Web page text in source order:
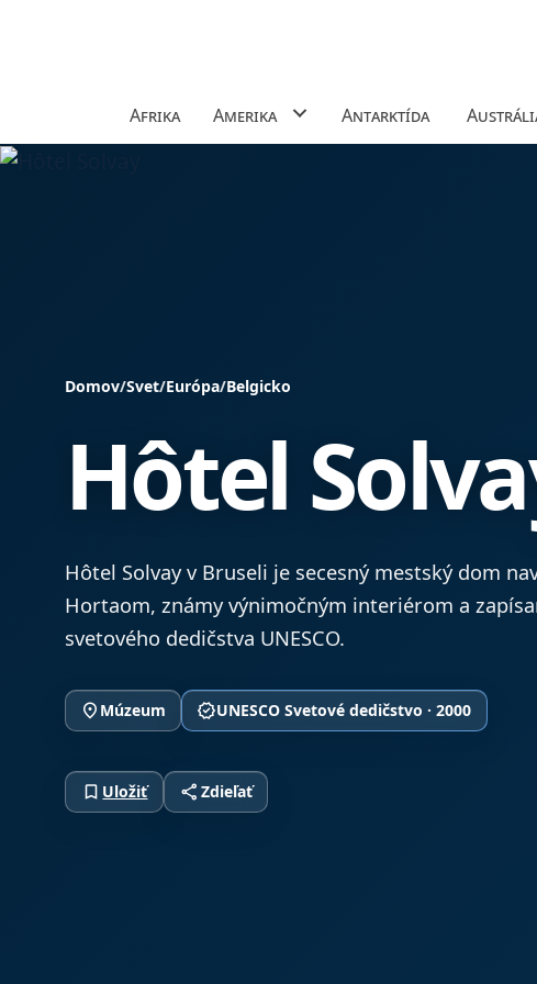
Afrika Amerika Antarktída
Domov/Svet/Európa/Belgicko
Hôtel
Hôtel Solvay v Bruseli je secesný mestský dom
Hortaom, známy výnimočným interiérom a
svetového dedičstva UNESCO.
place Múzeum verifiedUNESCO Svetové dedičstvo · 2000
bookmark_border Uložiť share Zdieľať